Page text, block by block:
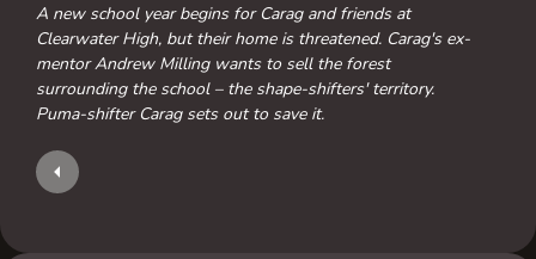
A new school year begins for Carag and friends at
Clearwater High, but their home is threatened. Carag's ex-
mentor Andrew Milling wants to sell the forest
surrounding the school – the shape-shifters' territory.
Puma-shifter Carag sets out to save it.